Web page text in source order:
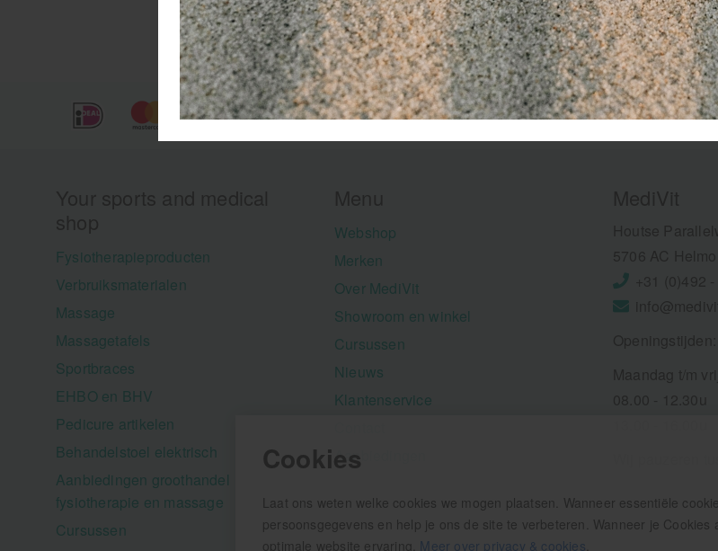
Cookies
Laat ons weten welke cookies we mogen plaatsen. Wanneer essentiële
persoonsgegevens en help je ons de site te verbeteren. Wanneer je Cookies
optimale website ervaring. Meer over privacy & cookies
Fysiotherapieproducten
Verbruiksmaterialen
Massage
Massagetafels
Sportbraces
EHBO en BHV
Pedicure artikelen
Behandelstoel elektrisch
Aanbiedingen groothandel
fysiotherapie en massage
Cursussen
Webshop
Merken
Over MediVit
Showroom en winkel
Cursussen
Nieuws
Klantenservice
Aanbiedingen